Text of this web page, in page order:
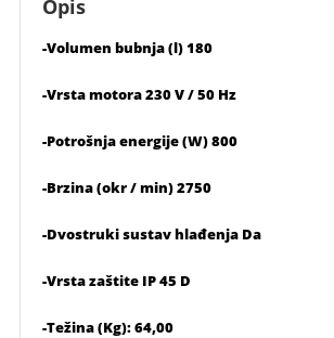
Opis
-Volumen bubnja (l) 180
-Vrsta motora 230 V / 50 Hz
-Potrošnja energije (W) 800
-Brzina (okr / min) 2750
-Dvostruki sustav hlađenja Da
-Vrsta zaštite IP 45 D
-Težina (Kg): 64,00